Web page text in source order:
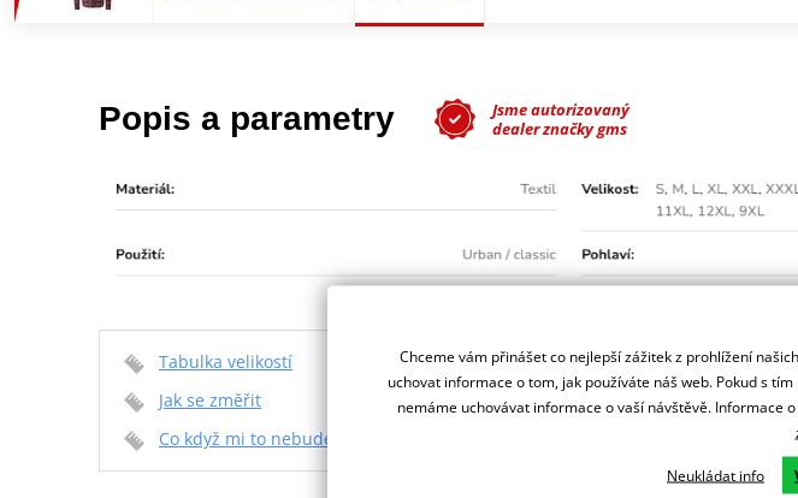
Popis a parametry
Jsme autorizovaný
dealer značky gms
Tabulka velikostí
Jak se změřit
Co když mi to nebude
Chceme vám přinášet co nejlepší zážitek z prohlížení
uchovat informace o tom, jak používáte náš web. Pokud s
nemáme uchovávat informace o vaší návštěvě. Informace
Neukládat info